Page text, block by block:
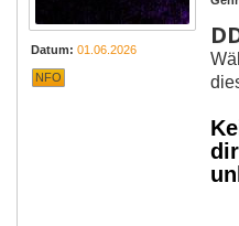
Datum: 01.06.2026
NFO